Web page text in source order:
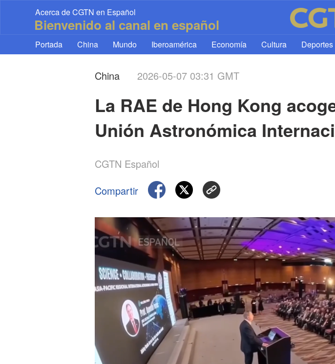
Acerca de CGTN en Español
Bienvenido al canal en español
Portada China Mundo Iberoamérica Economía Cultura Deportes
China 2026-05-07 03:31 GMT
La RAE de Hong Kong
Unión Astronómica
CGTN Español
Compartir